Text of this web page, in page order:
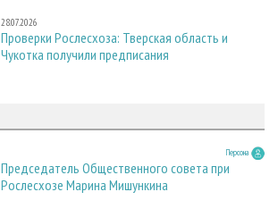
28.07.2026
Проверки Рослесхоза: Тверская область и
Чукотка получили предписания
Персона
Председатель Общественного совета при
Рослесхозе Марина Мишункина